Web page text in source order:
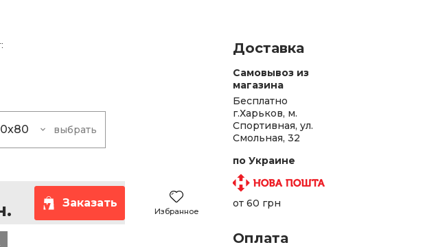
выбрать
3 420 грн.
120x120 7 830 грн.
150x150 12 150 грн.
Заказать
Избранное
Доставка
Самовывоз из
магазина
Бесплатно
г.Харьков, м.
Спортивная, ул.
Смольная, 32
по Украине
от 60 грн
Оплата